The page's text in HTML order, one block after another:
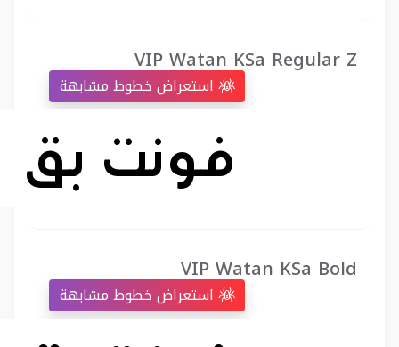
VIP Watan KSa Regular Z
VIP Watan KSa Bold